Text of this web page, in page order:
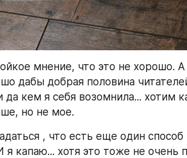
мнение, что это не хорошо.
дабы добрая половина
да кем я себя возомнила... хотим
но не мое.
, что есть еще один
я капаю... хотя это тоже не очень